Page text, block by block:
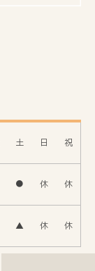
土 日 祝
● 休 休
▲ 休 休